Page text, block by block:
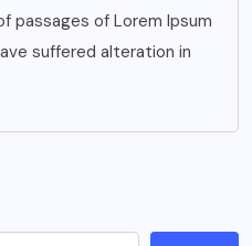
passages of Lorem Ipsum
suffered alteration in